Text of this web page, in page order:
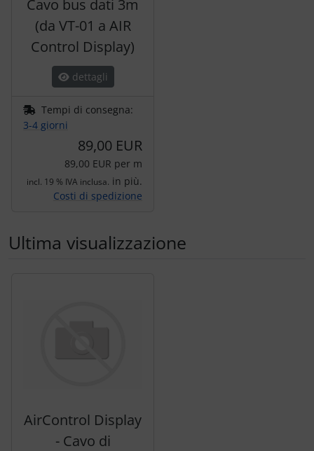
Cavo bus dati 3m
(da VT-01 a AIR
Control Display)
dettagli
Tempi di consegna:
3-4 giorni
89,00 EUR
89,00 EUR per m
incl. 19 % IVA inclusa. in più.
Costi di spedizione
Ultima visualizzazione
AirControl Display
- Cavo di